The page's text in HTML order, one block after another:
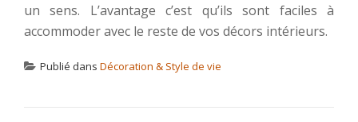
un sens. L’avantage c’est qu’ils sont faciles à
accommoder avec le reste de vos décors intérieurs.
Publié dans Décoration & Style de vie